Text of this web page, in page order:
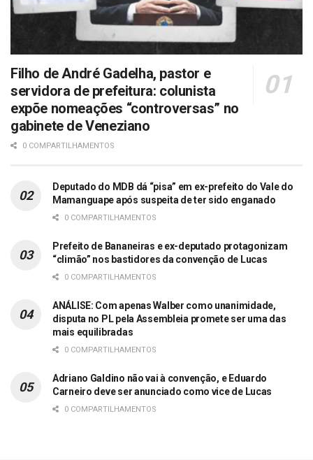
Filho de André Gadelha, pastor e
servidora de prefeitura: colunista
expõe nomeações “controversas” no
gabinete de Veneziano
0 COMPARTILHAMENTOS
Deputado do MDB dá “pisa” em ex-prefeito do Vale do
Mamanguape após suspeita de ter sido enganado
0 COMPARTILHAMENTOS
Prefeito de Bananeiras e ex-deputado protagonizam
“climão” nos bastidores da convenção de Lucas
0 COMPARTILHAMENTOS
ANÁLISE: Com apenas Walber como unanimidade,
disputa no PL pela Assembleia promete ser uma das
mais equilibradas
0 COMPARTILHAMENTOS
Adriano Galdino não vai à convenção, e Eduardo
Carneiro deve ser anunciado como vice de Lucas
0 COMPARTILHAMENTOS